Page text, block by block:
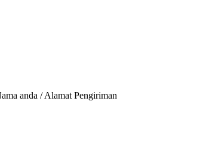
anda / Alamat Pengiriman